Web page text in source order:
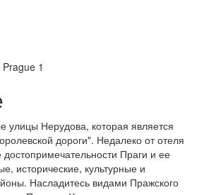
1
улицы Нерудова, которая является
дороги". Недалеко от отеля
Праги и ее
исторические, культурные и
Насладитесь видами Пражского